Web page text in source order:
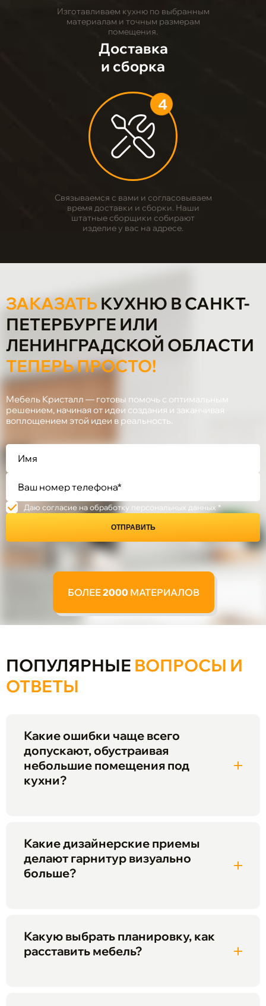
Изготавливаем кухню по выбранным
материалам и точным размерам
помещения.
Доставка
и сборка
4
Связываемся с вами и согласовываем
время доставки и сборки. Наши
штатные сборщики собирают
изделие у вас на адресе.
БОЛЕЕ2000 МАТЕРИАЛОВ
ЗАКАЗАТЬ КУХНЮ В САНКТ-
ПЕТЕРБУРГЕ ИЛИ
ЛЕНИНГРАДСКОЙ ОБЛАСТИ
ТЕПЕРЬ ПРОСТО!
Мебель Кристалл — готовы помочь с оптимальным
решением, начиная от идеи создания и заканчивая
воплощением этой идеи в реальность.
Даю согласие на обработку персональных данных *
ОТПРАВИТЬ
ПОПУЛЯРНЫЕ ВОПРОСЫ И
ОТВЕТЫ
Какие ошибки чаще всего
допускают, обустраивая
небольшие помещения под
кухни?
Какие дизайнерские приемы
делают гарнитур визуально
больше?
Какую выбрать планировку, как
расставить мебель?